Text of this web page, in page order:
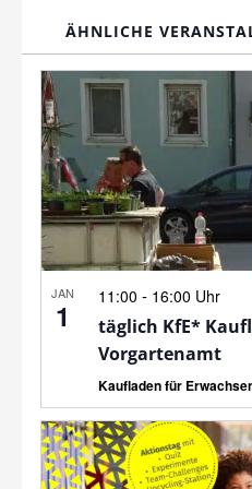
ÄHNLICHE
JAN
1
11:00 - 16:00 Uhr
täglich KfE*
Vorgartenamt
Kaufladen für